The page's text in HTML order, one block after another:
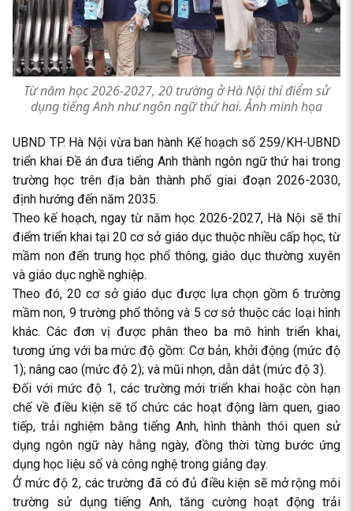
Từ năm học 2026-2027, 20 trường ở Hà Nội thí điểm sử
dụng tiếng Anh như ngôn ngữ thứ hai. Ảnh minh họa
UBND TP. Hà Nội vừa ban hành Kế hoạch số 259/KH-UBND
triển khai Đề án đưa tiếng Anh thành ngôn ngữ thứ hai trong
trường học trên địa bàn thành phố giai đoạn 2026-2030,
định hướng đến năm 2035.
Theo kế hoạch, ngay từ năm học 2026-2027, Hà Nội sẽ thí
điểm triển khai tại 20 cơ sở giáo dục thuộc nhiều cấp học, từ
mầm non đến trung học phổ thông, giáo dục thường xuyên
và giáo dục nghề nghiệp.
Theo đó, 20 cơ sở giáo dục được lựa chọn gồm 6 trường
mầm non, 9 trường phổ thông và 5 cơ sở thuộc các loại hình
khác. Các đơn vị được phân theo ba mô hình triển khai,
tương ứng với ba mức độ gồm: Cơ bản, khởi động (mức độ
1); nâng cao (mức độ 2); và mũi nhọn, dẫn dắt (mức độ 3).
Đối với mức độ 1, các trường mới triển khai hoặc còn hạn
chế về điều kiện sẽ tổ chức các hoạt động làm quen, giao
tiếp, trải nghiệm bằng tiếng Anh, hình thành thói quen sử
dụng ngôn ngữ này hằng ngày, đồng thời từng bước ứng
dụng học liệu số và công nghệ trong giảng dạy.
Ở mức độ 2, các trường đã có đủ điều kiện sẽ mở rộng môi
trường sử dụng tiếng Anh, tăng cường hoạt động trải